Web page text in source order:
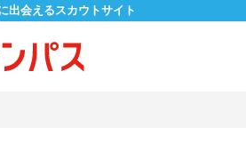
出会えるスカウトサイト